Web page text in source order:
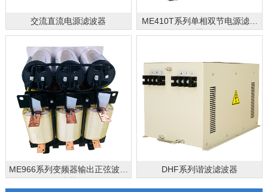
交流直流电源滤波器
ME410T系列单相双节电源滤波
器
ME966系列变频器输出正弦波滤
波器
DHF系列谐波滤波器